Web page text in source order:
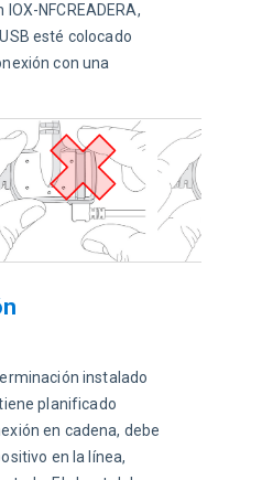
NFCREADERA,
esté colocado
con una
instalado
planificado
en cadena, debe
en la línea,